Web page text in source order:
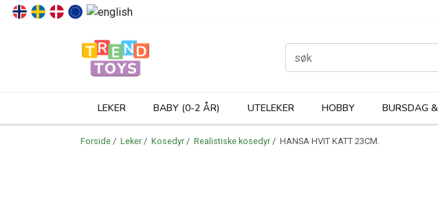
LEKER BABY (0-2 ÅR) UTELEKER HOBBY BURSDAG
Forside / Leker / Kosedyr / Realistiske kosedyr / HANSA HVIT KATT 23CM.L